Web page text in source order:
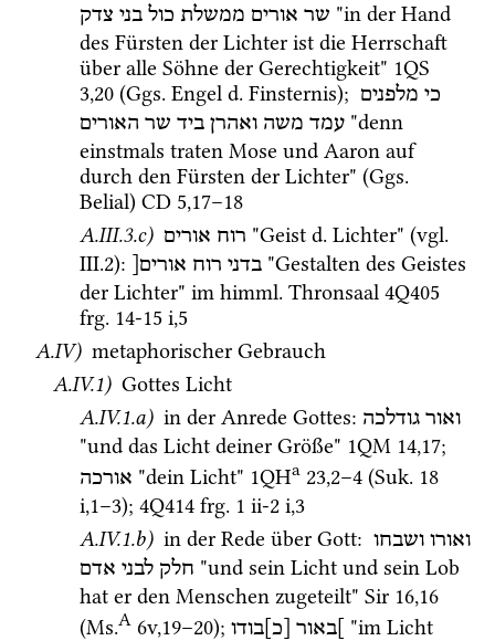
שר אורים ממשלת כול בני צדק
"in der Hand
des Fürsten der Lichter ist die Herrschaft
über alle Söhne der Gerechtigkeit" 1QS
3,20 (Ggs. Engel d. Finsternis); כי מלפנים
עמד משה ואהרן ביד שר האורים
"denn
einstmals traten Mose und Aaron auf
durch den Fürsten der Lichter" (Ggs.
Belial) CD 5,17–18
A.III.3.c) רוח אורים "Geist d. Lichter" (vgl.
III.2): בדני רוח אורים[
"Gestalten des Geistes
der Lichter" im himml. Thronsaal 4Q405
frg. 14-15 i,5
A.IV) metaphorischer Gebrauch
A.IV.1) Gottes Licht
A.IV.1.a) in der Anrede Gottes: ואור גודלכה
"und das Licht deiner Größe" 1QM 14,17
אורכה "dein Licht" 1QHa 23,2–4 (Suk. 18
i,1–3); 4Q414 frg. 1 ii-2 i,3
A.IV.1.b) in der Rede über Gott: ואורו ושבחו
חלק לבני אדם
"und sein Licht und sein Lob
hat er den Menschen zugeteilt" Sir 16,16
(Ms.A 6v,19–20); ]באור [כ]בודו
"im Licht